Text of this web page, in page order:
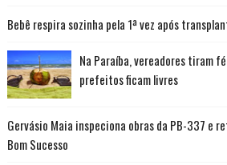
Bebê respira sozinha pela 1ª vez após
Na Paraíba, vereadores tiram
prefeitos ficam livres
Gervásio Maia inspeciona obras da PB-337 e
Bom Sucesso